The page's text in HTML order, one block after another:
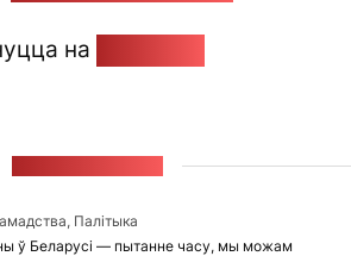
на
Палітыка
ў Беларусі — пытанне часу, мы можам